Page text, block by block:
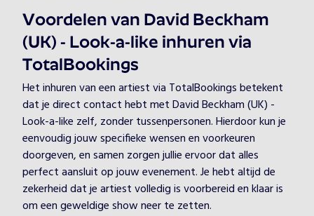
Voordelen van David Beckham
(UK) - Look-a-like inhuren via
TotalBookings
Het inhuren van een artiest via TotalBookings betekent
dat je direct contact hebt met David Beckham (UK) -
Look-a-like zelf, zonder tussenpersonen. Hierdoor kun je
eenvoudig jouw specifieke wensen en voorkeuren
doorgeven, en samen zorgen jullie ervoor dat alles
perfect aansluit op jouw evenement. Je hebt altijd de
zekerheid dat je artiest volledig is voorbereid en klaar is
om een geweldige show neer te zetten.